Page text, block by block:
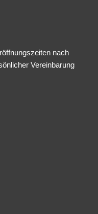
nach
Vereinbarung